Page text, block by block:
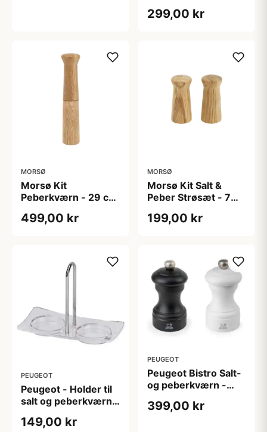
299,00 kr
MORSØ
Morsø Kit
Peberkværn - 29 cm
499,00 kr
MORSØ
Morsø Kit Salt &
Peber Strøsæt - 7
199,00 kr
PEUGEOT
Peugeot - Holder til
salt og peberkværn -
149,00 kr
PEUGEOT
Peugeot Bistro Salt-
og peberkværn -
399,00 kr